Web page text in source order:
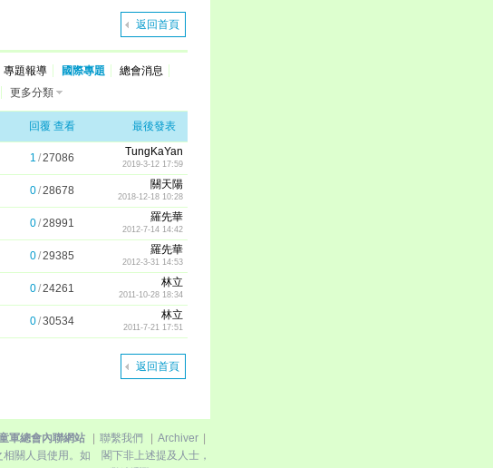
返回首頁
專題報導 國際專題
總會消息
更多分類
回覆 查看 最後發表
1 /27086 TungKaYan
2019-3-12 17:59
0/28678 關天陽
2018-12-18 10:28
0/28991 羅先華
2012-7-14 14:42
0/29385 羅先華
2012-3-31 14:53
0/24261 林立
2011-10-28 18:34
0/30534 林立
2011-7-21 17:51
返回首頁
軍總會內聯網站 聯繫我們 Archiver
關人員使用。如 閣下非上述提及人士，